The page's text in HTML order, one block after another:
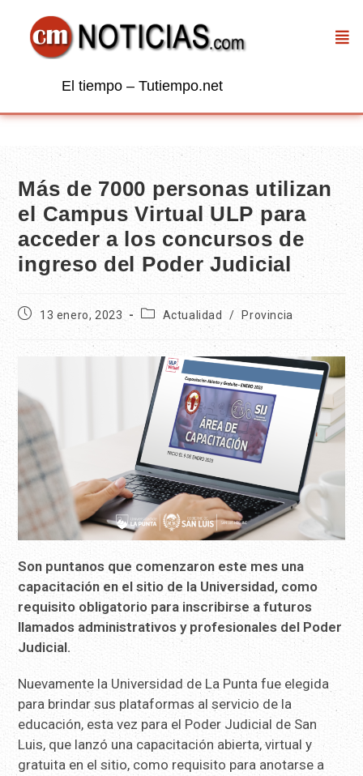
El tiempo – Tutiempo.net
Más de 7000 personas utilizan
el Campus Virtual ULP para
acceder a los concursos de
ingreso del Poder Judicial
13 enero, 2023 Actualidad / Provincia
Son puntanos que comenzaron este mes una
capacitación en el sitio de la Universidad, como
requisito obligatorio para inscribirse a futuros
llamados administrativos y profesionales del Poder
Judicial.
Nuevamente la Universidad de La Punta fue elegida
para brindar sus plataformas al servicio de la
educación, esta vez para el Poder Judicial de San
Luis, que lanzó una capacitación abierta, virtual y
gratuita en el sitio, como requisito para anotarse a